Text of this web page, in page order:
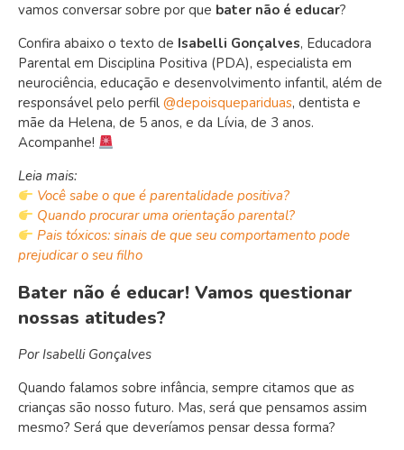
vamos conversar sobre por que bater não é educar?
Confira abaixo o texto de Isabelli Gonçalves, Educadora
Parental em Disciplina Positiva (PDA), especialista em
neurociência, educação e desenvolvimento infantil, além de
responsável pelo perfil @depoisquepariduas, dentista e
mãe da Helena, de 5 anos, e da Lívia, de 3 anos.
Acompanhe!
Leia mais:
Você sabe o que é parentalidade positiva?
Quando procurar uma orientação parental?
Pais tóxicos: sinais de que seu comportamento pode
prejudicar o seu filho
Bater não é educar! Vamos questionar
nossas atitudes?
Por Isabelli Gonçalves
Quando falamos sobre infância, sempre citamos que as
crianças são nosso futuro. Mas, será que pensamos assim
mesmo? Será que deveríamos pensar dessa forma?